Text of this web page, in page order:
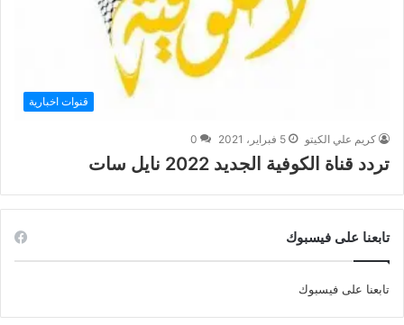
قنوات اخبارية
كريم علي الكيتو 5 فبراير، 2021 0
تردد قناة الكوفية الجديد 2022 نايل سات
تابعنا على فيسبوك
تابعنا على فيسبوك